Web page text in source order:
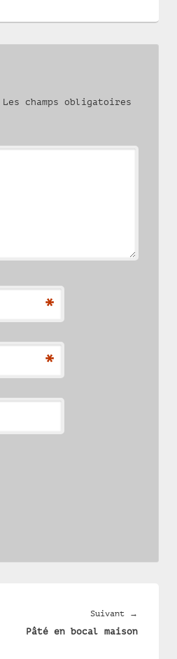
Les champs obligatoires
*
*
Suivant →
suivant :
Pâté en bocal maison